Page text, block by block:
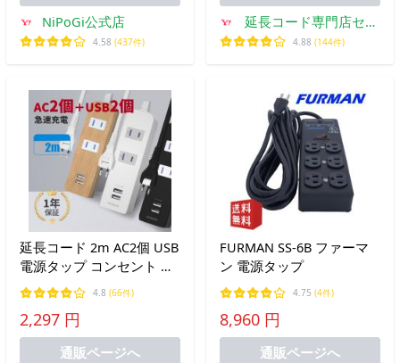
NiPoGi公式店
4.58 (437件)
延長コード専門店セイ
バー
4.88 (144件)
延長コード 2m AC2個 USB
電源タップ コンセント 安
全 雷 ガード 充電器 急速
充電 コンパクト 海外対応
240V テーブルタップ おし
ゃれ 木目 黒 白
4.8 (66件)
2,297 円
通販ページへ
FURMAN SS-6B ファーマ
ン 電源タップ
4.75 (4件)
8,960 円
通販ページへ